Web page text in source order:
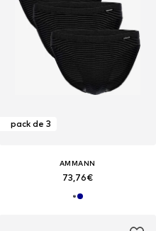
pack de 3
AMMANN
73,76€